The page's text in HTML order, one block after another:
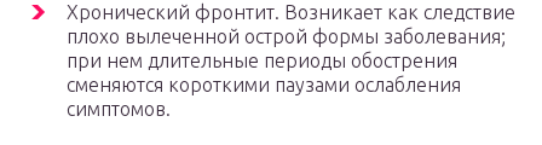
Хронический фронтит. Возникает как следствие
плохо вылеченной острой формы заболевания;
при нем длительные периоды обострения
сменяются короткими паузами ослабления
симптомов.